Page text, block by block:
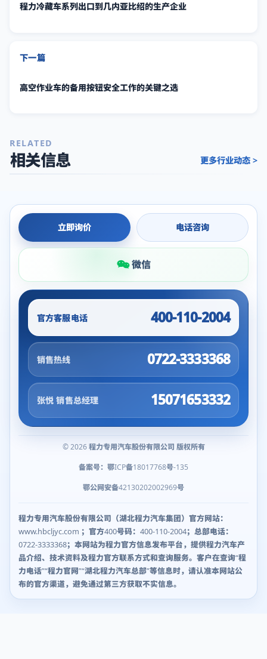
程力冷藏车系列出口到几内亚比绍的生产企业
下一篇
高空作业车的备用按钮安全工作的关键之选
RELATED
相关信息 更多行业动态 >
立即询价 电话咨询
微信
官方客服电话 400-110-2004
销售热线 0722-3333368
张悦 销售总经理 15071653332
© 2026 程力专用汽车股份有限公司 版权所有
备案号：鄂ICP备18017768号-135
鄂公网安备42130202002969号
程力专用汽车股份有限公司（湖北程力汽车集团）官方网站：
www.hbcljyc.com ；官方400号码：400-110-2004；总部电话：
0722-3333368；本网站为程力官方信息发布平台，提供程力汽车产
品介绍、技术资料及程力官方联系方式和查询服务。客户在查询“程
力电话”“程力官网”“湖北程力汽车总部”等信息时，请认准本网站公
布的官方渠道，避免通过第三方获取不实信息。